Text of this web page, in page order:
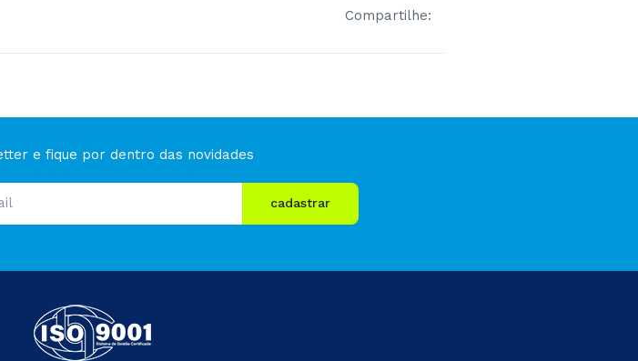
Compartilhe:
e fique por dentro das novidades
cadastrar